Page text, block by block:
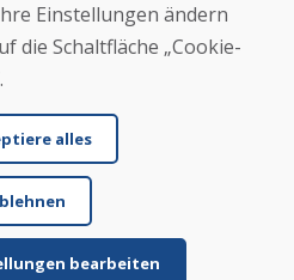
Alle Rechte vorbehalten
Einstellungen ändern
die Schaltfläche „Cookie-
alles
bearbeiten